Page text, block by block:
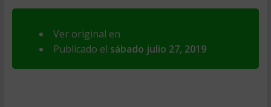
Ver original en
Publicado el sábado julio 27, 2019